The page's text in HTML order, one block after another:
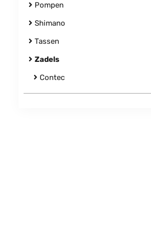
Pompen
Shimano
Tassen
Zadels
Contec